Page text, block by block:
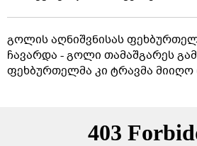
გოლის აღნიშვნისას
ჩავარდა - გოლი თამაშგარეს
ფეხბურთელმა კი ტრავმა მიიღო